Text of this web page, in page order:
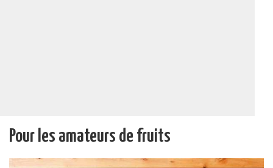
Pour les amateurs de fruits